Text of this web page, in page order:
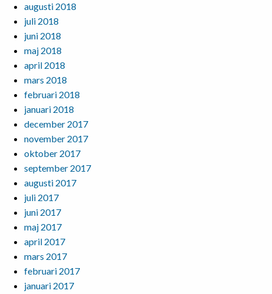
augusti 2018
juli 2018
juni 2018
maj 2018
april 2018
mars 2018
februari 2018
januari 2018
december 2017
november 2017
oktober 2017
september 2017
augusti 2017
juli 2017
juni 2017
maj 2017
april 2017
mars 2017
februari 2017
januari 2017